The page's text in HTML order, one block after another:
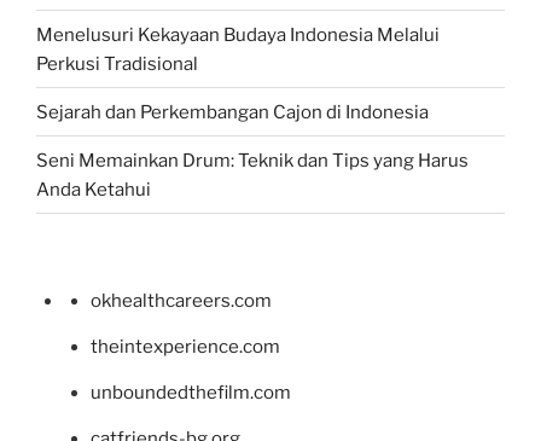
Menelusuri Kekayaan Budaya Indonesia Melalui
Perkusi Tradisional
Sejarah dan Perkembangan Cajon di Indonesia
Seni Memainkan Drum: Teknik dan Tips yang Harus
Anda Ketahui
okhealthcareers.com
theintexperience.com
unboundedthefilm.com